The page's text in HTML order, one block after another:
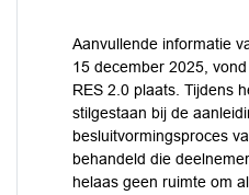
Aanvullende informatie
15 december 2025,
RES 2.0 plaats. Tijdens
stilgestaan bij de
besluitvormingsproces
behandeld die
helaas geen ruimte om